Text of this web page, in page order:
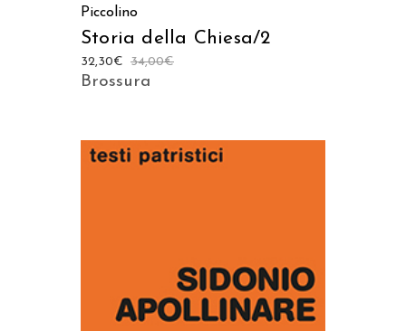
Piccolino
Storia della Chiesa/2
34,00€
32,30€
Brossura
AGGIUNGI AL CARRELLO